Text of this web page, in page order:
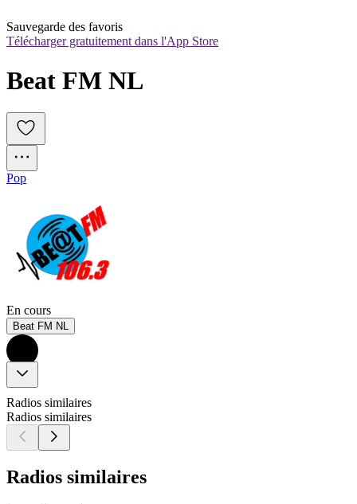
Sauvegarde des favoris
Télécharger gratuitement dans l'App Store
Beat FM NL
Pop
En cours
Beat FM NL
Radios similaires
Radios similaires
Radios similaires